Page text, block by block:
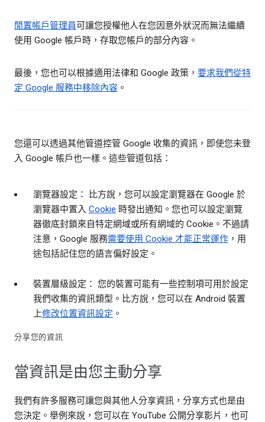
閒置帳戶管理員可讓您授權他人在您因意外狀況而無法繼續
使用 Google 帳戶時，存取您帳戶的部分內容。
最後，您也可以根據適用法律和 Google 政策， 要求我們從特
定 Google 服務中移除內容 。
您還可以透過其他管道控管 Google 收集的資訊，即使您未登
入 Google 帳戶也一樣。這些管道包括：
瀏覽器設定： 比方說，您可以設定瀏覽器在 Google 於
瀏覽器中置入 Cookie 時發出通知。您也可以設定瀏覽
器徹底封鎖來自特定網域或所有網域的 Cookie。不過請
注意，Google 服務需要使用 Cookie 才能正常運作 ，用
途包括記住您的語言偏好設定。
裝置層級設定： 您的裝置可能有一些控制項可用於設定
我們收集的資訊類型。比方說，您可以在 Android 裝置
上修改位置資訊設定 。
分享您的資訊
當資訊是由您主動分享
我們有許多服務可讓您與其他人分享資訊，分享方式也是由
您決定。舉例來說，您可以在 YouTube 公開分享影片，也可